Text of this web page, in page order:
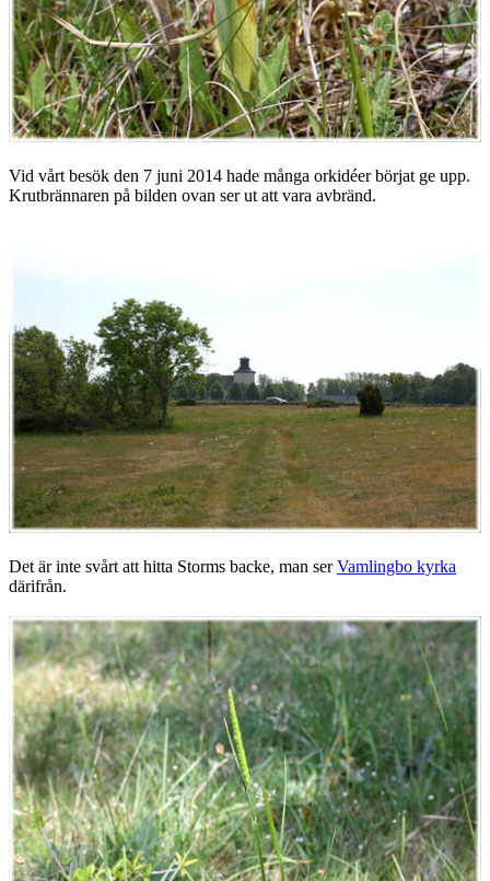
Vid vårt besök den 7 juni 2014 hade många orkidéer börjat ge upp.
Krutbrännaren på bilden ovan ser ut att vara avbränd.
Det är inte svårt att hitta Storms backe, man serVamlingbo kyrka
därifrån.